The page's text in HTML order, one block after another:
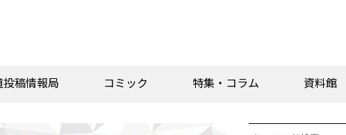
投稿情報局 コミック 特集・コラム 資料館